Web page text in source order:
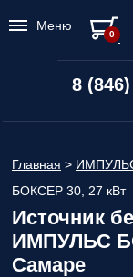
8
Главная >
БОКСЕР 30, 27 кВт
Источник
ИМПУЛЬС
Самаре
Меню
0